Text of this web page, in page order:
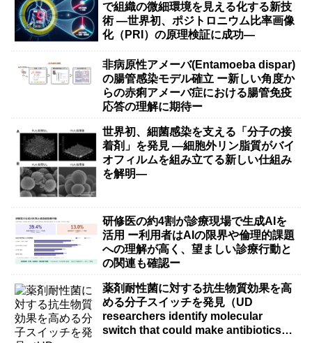
で組織の微細環境を見える化する新技
術 ―世界初、ポジトロニウム比率画像
化（PRI）の原理検証に成功―
非病原性アメーバ(Entamoeba dispar)
の腸管感染モデル確立 ー新しい角度か
らの赤痢アメーバ症における腸管免疫
応答の理解に期待ー
世界初、細菌感染を支える「分子の接
着剤」を発見 ―細胞外リン脂質がバイ
オフィルムを組み立てる新しい仕組み
を解明―
研修医の約4割が診療現場で生成AIを
活用 ー利用者はAIの限界や倫理的課題
への理解が高く、望ましい診療行動と
の関連も確認ー
薬剤耐性菌に対する抗生物質効果を高
める分子スイッチを発見（UD
researchers identify molecular
switch that could make antibiotics